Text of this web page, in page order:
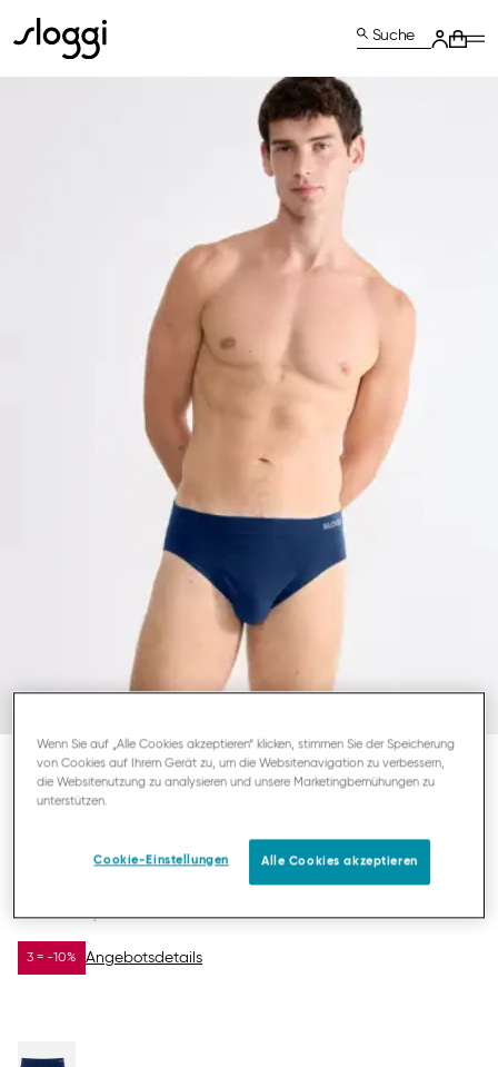
Suche
SLOGGI MEN GO SMOOTH
DU SPARST7,48 €
3 = -10% Angebotsdetails
Wenn Sie auf „Alle Cookies akzeptieren“ klicken, stimmen Sie der Speicherung
von Cookies auf Ihrem Gerät zu, um die Websitenavigation zu verbessern,
die Websitenutzung zu analysieren und unsere Marketingbemühungen zu
unterstützen.
Cookie-Einstellungen Alle Cookies akzeptieren